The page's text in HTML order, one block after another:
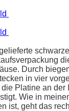
schwarze
Durch
in vier
Platine an der
Wie in
ist, geht das